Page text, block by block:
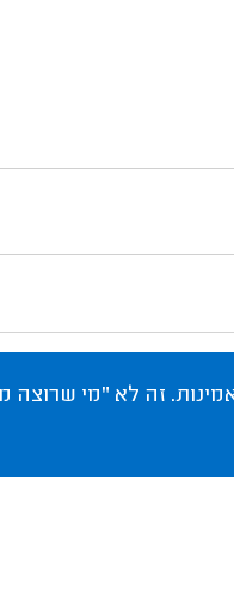
זה לא "מי שרוצה